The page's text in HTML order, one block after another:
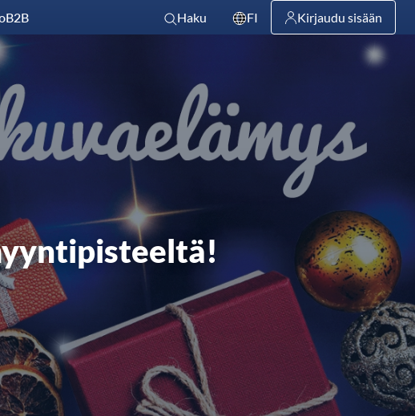
B2B Haku FI Kirjaudu sisään